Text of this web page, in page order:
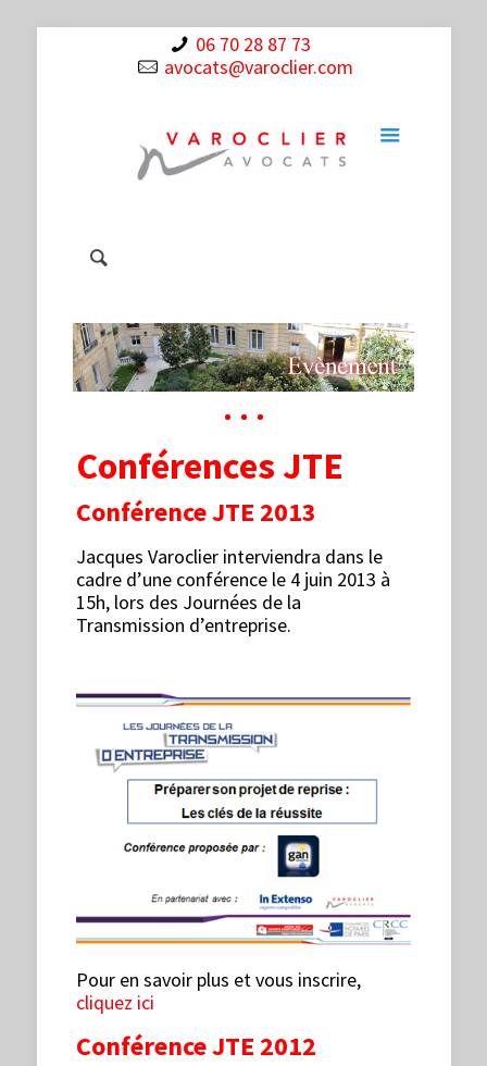
06 70 28 87 73
avocats@varoclier.com
Conférences JTE
Conférence JTE 2013
Jacques Varoclier interviendra dans le
cadre d’une conférence le 4 juin 2013 à
15h, lors des Journées de la
Transmission d’entreprise.
Pour en savoir plus et vous inscrire,
cliquez ici
Conférence JTE 2012